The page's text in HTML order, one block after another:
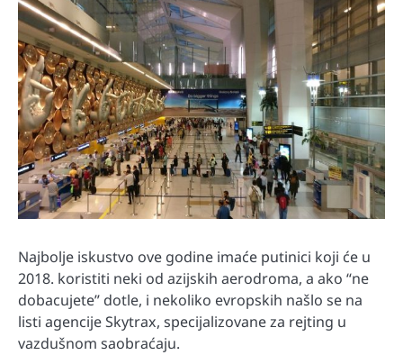
Najbolje iskustvo ove godine imaće putinici koji će u
2018. koristiti neki od azijskih aerodroma, a ako “ne
dobacujete” dotle, i nekoliko evropskih našlo se na
listi agencije Skytrax, specijalizovane za rejting u
vazdušnom saobraćaju.